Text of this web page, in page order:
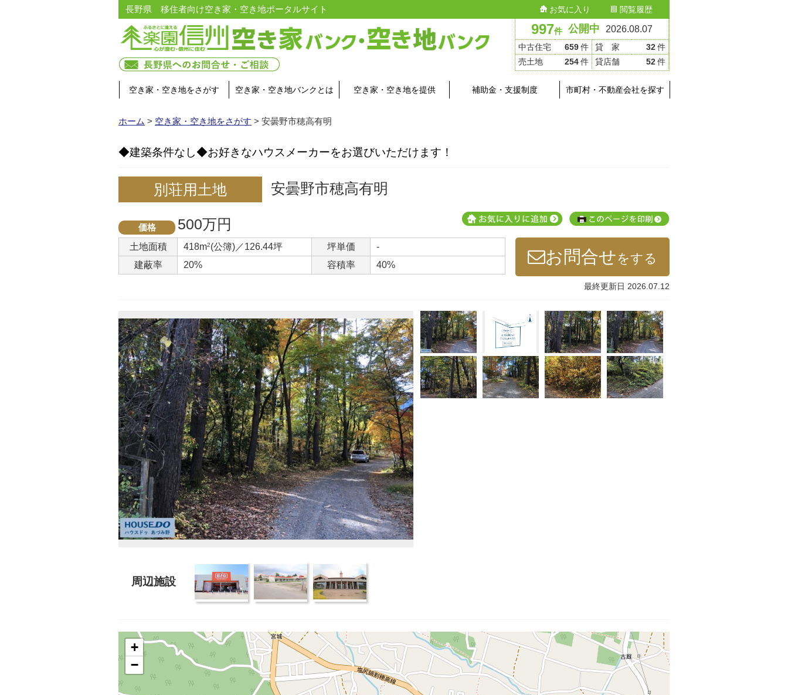
997件 公開中 2026.08.07
中古住宅 659件 貸 家 32件
売土地
254件 貸店舗 52件
長野県 移住者向け空き家・空き地ポータルサイト お気に入り 閲覧履歴
空き家・空き地をさがす 空き家・空き地バンクとは 空き家・空き地を提供 補助金・支援制度 市町村・不動産会社を探す
ホーム > 空き家・空き地をさがす > 安曇野市穂高有明
◆建築条件なし◆お好きなハウスメーカーをお選びいただけます！
別荘用土地 安曇野市穂高有明
価格 500万円
土地面積 418m2(公簿)／126.44坪 坪単価
-
建蔽率
20% 容積率 40% お問合せをする
最終更新日 2026.07.12
周辺施設
+
−